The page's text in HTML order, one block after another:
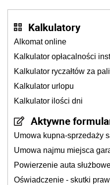
Kalkulatory
Alkomat online
Kalkulator opłacalności
Kalkulator ryczałtów za
Kalkulator urlopu
Kalkulator ilości dni
Aktywne
Umowa kupna-sprzedaży
Umowa najmu miejsca
Powierzenie auta
Oświadczenie - skutki